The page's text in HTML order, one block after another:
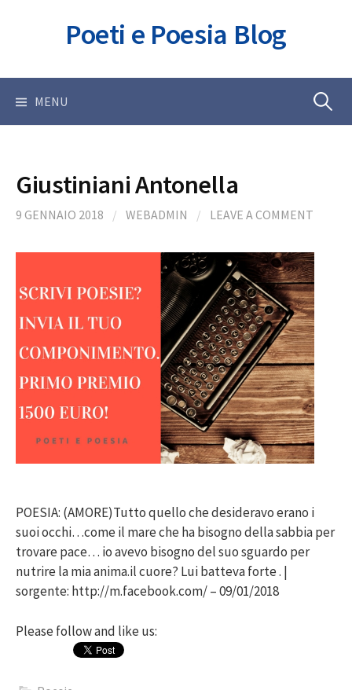
Poeti e Poesia Blog
MENU Ricerca
Giustiniani Antonella
9 GENNAIO 2018 / WEBADMIN / LEAVE A COMMENT
POESIA: (AMORE)Tutto quello che desideravo erano i
suoi occhi…come il mare che ha bisogno della sabbia per
trovare pace… io avevo bisogno del suo sguardo per
nutrire la mia anima.il cuore? Lui batteva forte . |
sorgente: http://m.facebook.com/ – 09/01/2018
Please follow and like us: